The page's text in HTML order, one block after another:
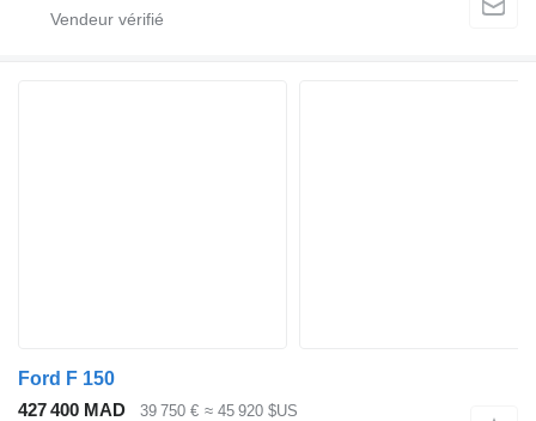
Ford F 150
427 400 MAD
39 750 € ≈ 45 920 $US